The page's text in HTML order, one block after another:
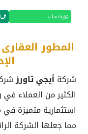
واتساب
المطور
شركة أيجي تاورز
الكثير من العملاء
استثمارية متميزة
مما جعلها الشركة